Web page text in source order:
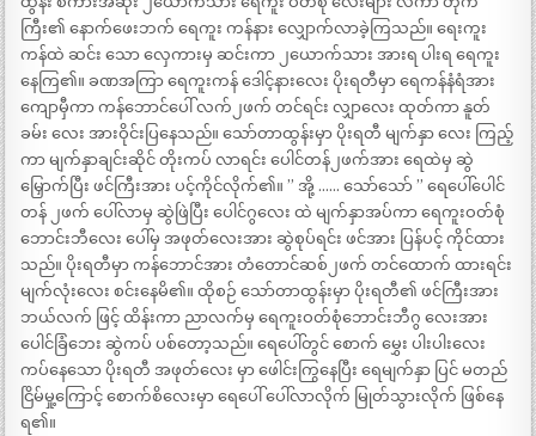
ကြီး၏ နောက်ဖေးဘက် ရေကူး ကန်နား လျှောက်လာခဲ့ကြသည်။ ရေးကူး
ကန်ထဲ ဆင်း သော လှေကားမှ ဆင်းကာ ၂ယောက်သား အားရ ပါးရ ရေကူး
နေကြ၏။ ခဏအကြာ ရေကူးကန် ဒေါင့်နားလေး ပိုးရတီမှာ ရေကန်နံရံအား
ကျောမှီကာ ကန်ဘောင်ပေါ် လက်၂ဖက် တင်ရင်း လျှာလေး ထုတ်ကာ နူတ်
ခမ်း လေး အားဝိုင်းပြနေသည်။ သော်တာထွန်းမှာ ပိုးရတီ မျက်နှာ လေး ကြည့်
ကာ မျက်နှာချင်းဆိုင် တိုးကပ် လာရင်း ပေါင်တန်၂ဖက်အား ရေထဲမှ ဆွဲ
မြှောက်ပြီး ဖင်ကြီးအား ပင့်ကိုင်လိုက်၏။ ” အို့ …… သော်သော် ” ရေပေါ်ပေါင်
တန် ၂ဖက် ပေါ်လာမှ ဆွဲဖြဲပြီး ပေါင်ဂွလေး ထဲ မျက်နှာအပ်ကာ ရေကူးဝတ်စုံ
ဘောင်းဘီလေး ပေါ်မှ အဖုတ်လေးအား ဆွဲစုပ်ရင်း ဖင်အား ပြန်ပင့် ကိုင်ထား
သည်။ ပိုးရတီမှာ ကန်ဘောင်အား တံတောင်ဆစ်၂ဖက် တင်ထောက် ထားရင်း
မျက်လုံးလေး စင်းနေမိ၏။ ထိုစဉ် သော်တာထွန်းမှာ ပိုးရတီ၏ ဖင်ကြီးအား
ဘယ်လက် ဖြင့် ထိန်းကာ ညာလက်မှ ရေကူးဝတ်စုံဘောင်းဘီဂွ လေးအား
ပေါင်ခြံဘေး ဆွဲကပ် ပစ်တော့သည်။ ရေပေါ်တွင် စောက် မွှေး ပါးပါးလေး
ကပ်နေသော ပိုးရတီ အဖုတ်လေး မှာ ဖေါင်းကြွနေပြီး ရေမျက်နှာ ပြင် မတည်
ငြိမ်မှု့ကြောင့် စောက်စိလေးမှာ ရေပေါ် ပေါ်လာလိုက် မြုတ်သွားလိုက် ဖြစ်နေ
ရ၏။